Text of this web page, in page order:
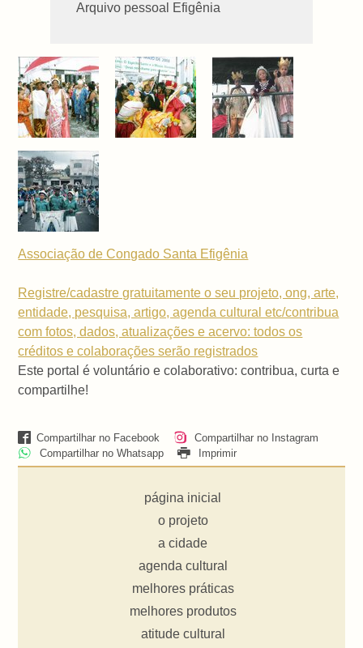
Arquivo pessoal Efigênia
Associação de Congado Santa Efigênia
Registre/cadastre gratuitamente o seu projeto, ong, arte,
entidade, pesquisa, artigo, agenda cultural etc/contribua
com fotos, dados, atualizações e acervo: todos os
créditos e colaborações serão registrados
Este portal é voluntário e colaborativo: contribua, curta e
compartilhe!
Compartilhar no Facebook
Compartilhar no Instagram
Compartilhar no Whatsapp
Imprimir
página inicial
o projeto
a cidade
agenda cultural
melhores práticas
melhores produtos
atitude cultural